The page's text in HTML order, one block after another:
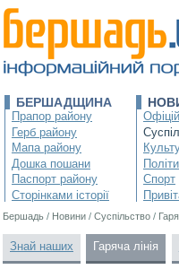
БЕРШАДЩИНА
Прапор району
Герб району
Мапа району
Дошка пошани
Паспорт району
Сторінками історії
Спорт
Бершадь / Новини / Суспільство /
Знай наших Гаряча лінія